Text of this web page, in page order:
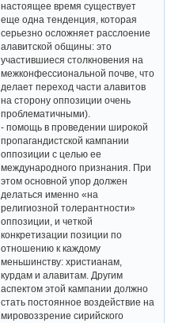
настоящее время существует
еще одна тенденция, которая
серьезно осложняет расслоение
алавитской общины: это
участившиеся столкновения на
межконфессиональной почве, что
делает переход части алавитов
на сторону оппозиции очень
проблематичными).
- помощь в проведении широкой
пропагандистской кампании
оппозиции с целью ее
международного признания. При
этом основной упор должен
делаться именно «на
религиозной толерантности»
оппозиции, и четкой
конкретизации позиции по
отношению к каждому
меньшинству: христианам,
курдам и алавитам. Другим
аспектом этой кампании должно
стать постоянное воздействие на
мировоззрение сирийского